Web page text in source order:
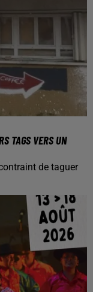
TAGS VERS UN
de taguer